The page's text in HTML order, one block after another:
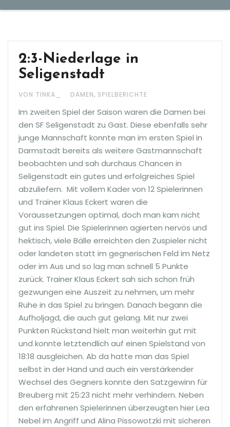
2:3-Niederlage in
Seligenstadt
VON TINKA_ DAMEN, SPIELBERICHTE
Im zweiten Spiel der Saison waren die Damen bei
den SF Seligenstadt zu Gast. Diese ebenfalls sehr
junge Mannschaft konnte man im ersten Spiel in
Darmstadt bereits als weitere Gastmannschaft
beobachten und sah durchaus Chancen in
Seligenstadt ein gutes und erfolgreiches Spiel
abzuliefern. Mit vollem Kader von 12 Spielerinnen
und Trainer Klaus Eckert waren die
Voraussetzungen optimal, doch man kam nicht
gut ins Spiel. Die Spielerinnen agierten nervös und
hektisch, viele Bälle erreichten den Zuspieler nicht
oder landeten statt im gegnerischen Feld im Netz
oder im Aus und so lag man schnell 5 Punkte
zurück. Trainer Klaus Eckert sah sich schon früh
gezwungen eine Auszeit zu nehmen, um mehr
Ruhe in das Spiel zu bringen. Danach begann die
Aufholjagd, die auch gut gelang. Mit nur zwei
Punkten Rückstand hielt man weiterhin gut mit
und konnte letztendlich auf einen Spielstand von
18:18 ausgleichen. Ab da hatte man das Spiel
selbst in der Hand und auch ein verstärkender
Wechsel des Gegners konnte den Satzgewinn für
Breuberg mit 25:23 nicht mehr verhindern. Neben
den erfahrenen Spielerinnen überzeugten hier Lea
Nebel im Angriff und Alina Pissowotzki mit sicheren